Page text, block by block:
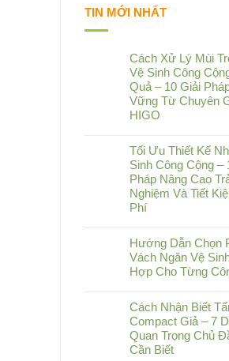
TIN MỚI NHẤT
Cách Xử Lý Mùi
Vệ Sinh Công
Quả – 10 Giải
Vững Từ Chuyên
HIGO
Tối Ưu Thiết Kế
Sinh Công Cộng –
Pháp Nâng Cao
Nghiệm Và Tiết
Phí
Hướng Dẫn Chọn
Vách Ngăn Vệ
Hợp Cho Từng
Cách Nhận Biết
Compact Giả – 7
Quan Trọng Chủ
Cần Biết